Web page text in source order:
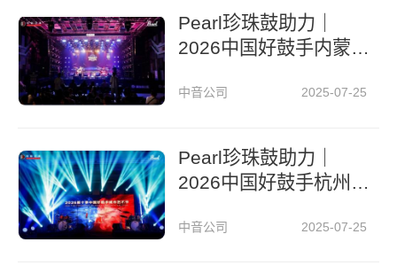
Pearl珍珠鼓助力｜
2026中国好鼓手内蒙
中音公司 2025-07-25
Pearl珍珠鼓助力｜
2026中国好鼓手杭州
中音公司 2025-07-25